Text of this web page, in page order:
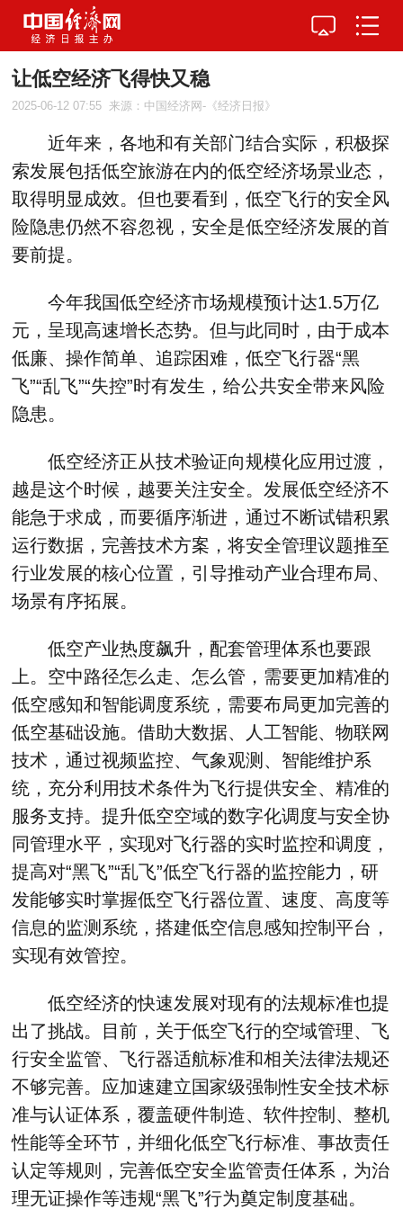
让低空经济飞得快又稳
2025-06-12 07:55 来源：中国经济网-《经济日报》
近年来，各地和有关部门结合实际，积极探
索发展包括低空旅游在内的低空经济场景业态，
取得明显成效。但也要看到，低空飞行的安全风
险隐患仍然不容忽视，安全是低空经济发展的首
要前提。
今年我国低空经济市场规模预计达1.5万亿
元，呈现高速增长态势。但与此同时，由于成本
低廉、操作简单、追踪困难，低空飞行器“黑
飞”“乱飞”“失控”时有发生，给公共安全带来风险
隐患。
低空经济正从技术验证向规模化应用过渡，
越是这个时候，越要关注安全。发展低空经济不
能急于求成，而要循序渐进，通过不断试错积累
运行数据，完善技术方案，将安全管理议题推至
行业发展的核心位置，引导推动产业合理布局、
场景有序拓展。
低空产业热度飙升，配套管理体系也要跟
上。空中路径怎么走、怎么管，需要更加精准的
低空感知和智能调度系统，需要布局更加完善的
低空基础设施。借助大数据、人工智能、物联网
技术，通过视频监控、气象观测、智能维护系
统，充分利用技术条件为飞行提供安全、精准的
服务支持。提升低空空域的数字化调度与安全协
同管理水平，实现对飞行器的实时监控和调度，
提高对“黑飞”“乱飞”低空飞行器的监控能力，研
发能够实时掌握低空飞行器位置、速度、高度等
信息的监测系统，搭建低空信息感知控制平台，
实现有效管控。
低空经济的快速发展对现有的法规标准也提
出了挑战。目前，关于低空飞行的空域管理、飞
行安全监管、飞行器适航标准和相关法律法规还
不够完善。应加速建立国家级强制性安全技术标
准与认证体系，覆盖硬件制造、软件控制、整机
性能等全环节，并细化低空飞行标准、事故责任
认定等规则，完善低空安全监管责任体系，为治
理无证操作等违规“黑飞”行为奠定制度基础。